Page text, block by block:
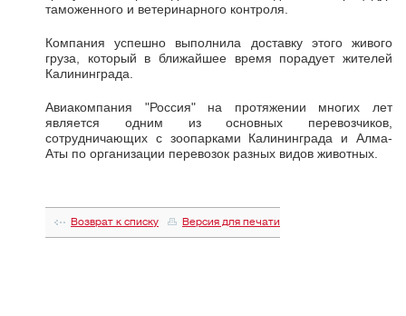
таможенного и ветеринарного контроля.
Компания успешно выполнила доставку этого живого
груза, который в ближайшее время порадует жителей
Калининграда.
Авиакомпания "Россия" на протяжении многих лет
является одним из основных перевозчиков,
сотрудничающих с зоопарками Калининграда и Алма-
Аты по организации перевозок разных видов животных.
Возврат к списку Версия для печати